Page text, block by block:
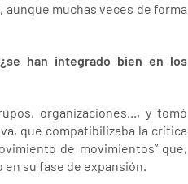
muchas veces de forma
han integrado bien en los
organizaciones..., y tomó
que compatibilizaba la crítica
de movimientos” que,
su fase de expansión.